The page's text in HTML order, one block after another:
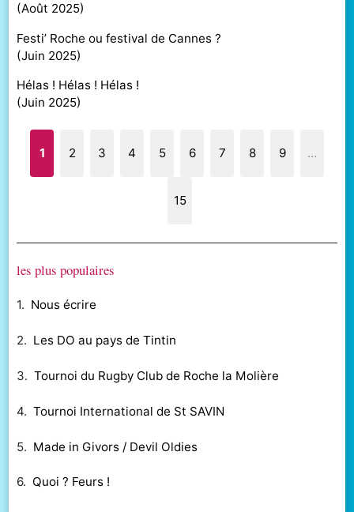
(Août 2025)
Festi’ Roche ou festival de Cannes ?
(Juin 2025)
Hélas ! Hélas ! Hélas !
(Juin 2025)
1 2 3 4 5 6 7 8 9 …
15
les plus populaires
1. Nous écrire
2. Les DO au pays de Tintin
3.Tournoi du Rugby Club de Roche la Molière
4.Tournoi International de St SAVIN
5. Made in Givors / Devil Oldies
6. Quoi ? Feurs !